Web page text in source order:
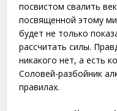
посвистом свалить
посвященной этому
будет не только
рассчитать силы.
никакого нет, а есть
Соловей-разбойник
правилах.